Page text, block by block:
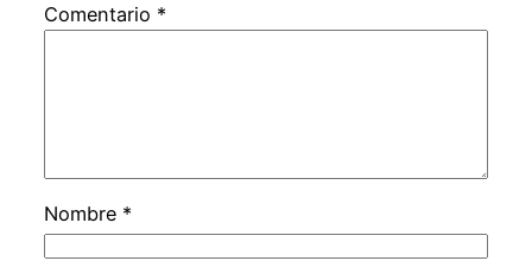
Comentario *
Nombre *